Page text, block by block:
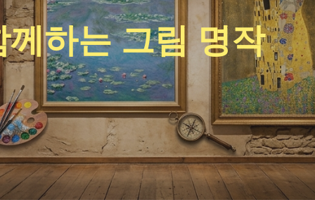
하는 그림 명작